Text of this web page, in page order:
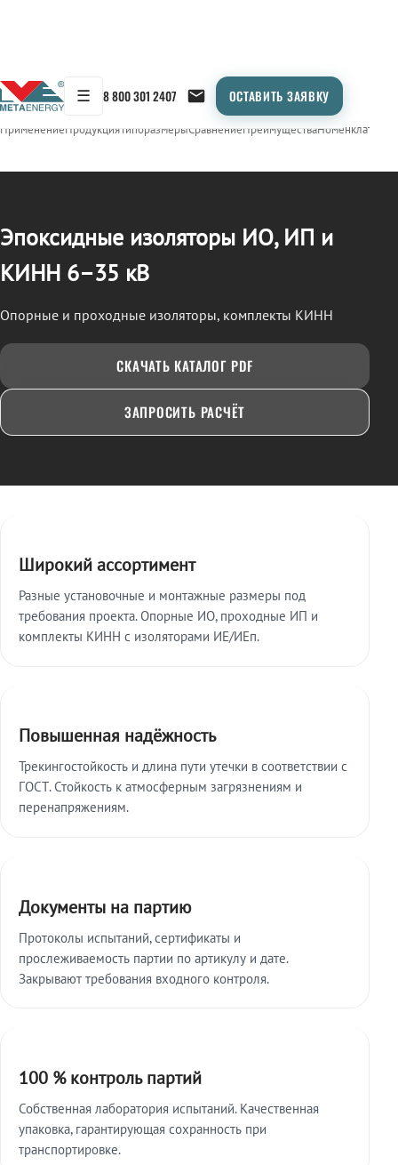
☰ 8 800 301 2407 ОСТАВИТЬ ЗАЯВКУ
← Продукция/ИЗОЛЯТОРЫ ЭПОКСИДНЫЕ (ИО, ИП, КИНН)
ПрименениеПродукцияТипоразмерыСравнениеПреимуществаНоменклатура
Эпоксидные изоляторы ИО, ИП и
КИНН 6–35 кВ
Опорные и проходные изоляторы, комплекты КИНН
СКАЧАТЬ КАТАЛОГ PDF
ЗАПРОСИТЬ РАСЧЁТ
Широкий ассортимент
Разные установочные и монтажные размеры под
требования проекта. Опорные ИО, проходные ИП и
комплекты КИНН с изоляторами ИЕ/ИЕп.
Повышенная надёжность
Трекингостойкость и длина пути утечки в соответствии с
ГОСТ. Стойкость к атмосферным загрязнениям и
перенапряжениям.
Документы на партию
Протоколы испытаний, сертификаты и
прослеживаемость партии по артикулу и дате.
Закрывают требования входного контроля.
100 % контроль партий
Собственная лаборатория испытаний. Качественная
упаковка, гарантирующая сохранность при
транспортировке.